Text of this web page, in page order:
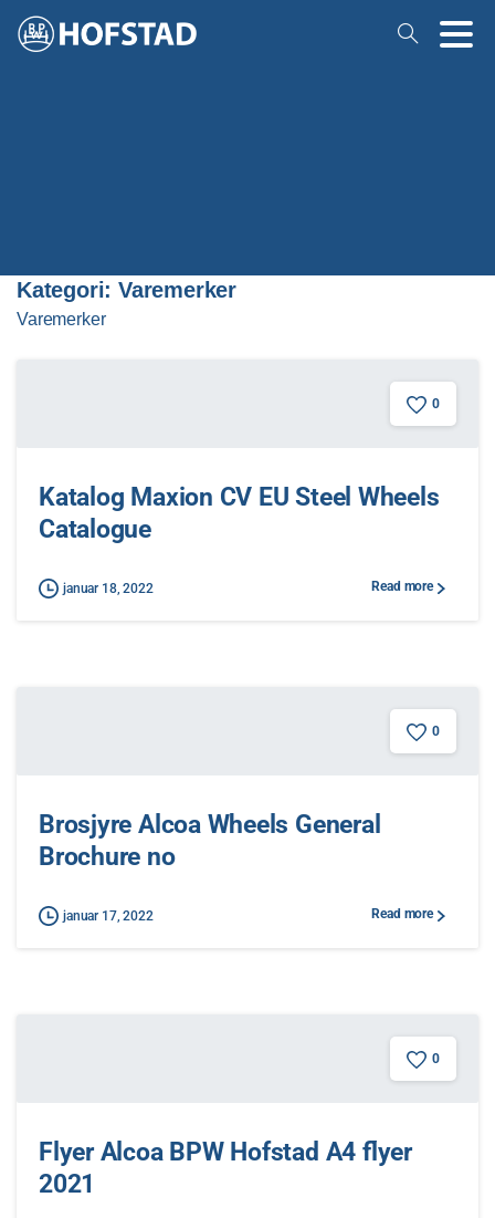
Kategori: Varemerker
Varemerker
0
Katalog Maxion CV EU Steel Wheels
Catalogue
januar 18, 2022 Read more
0
Brosjyre Alcoa Wheels General
Brochure no
januar 17, 2022 Read more
0
Flyer Alcoa BPW Hofstad A4 flyer
2021